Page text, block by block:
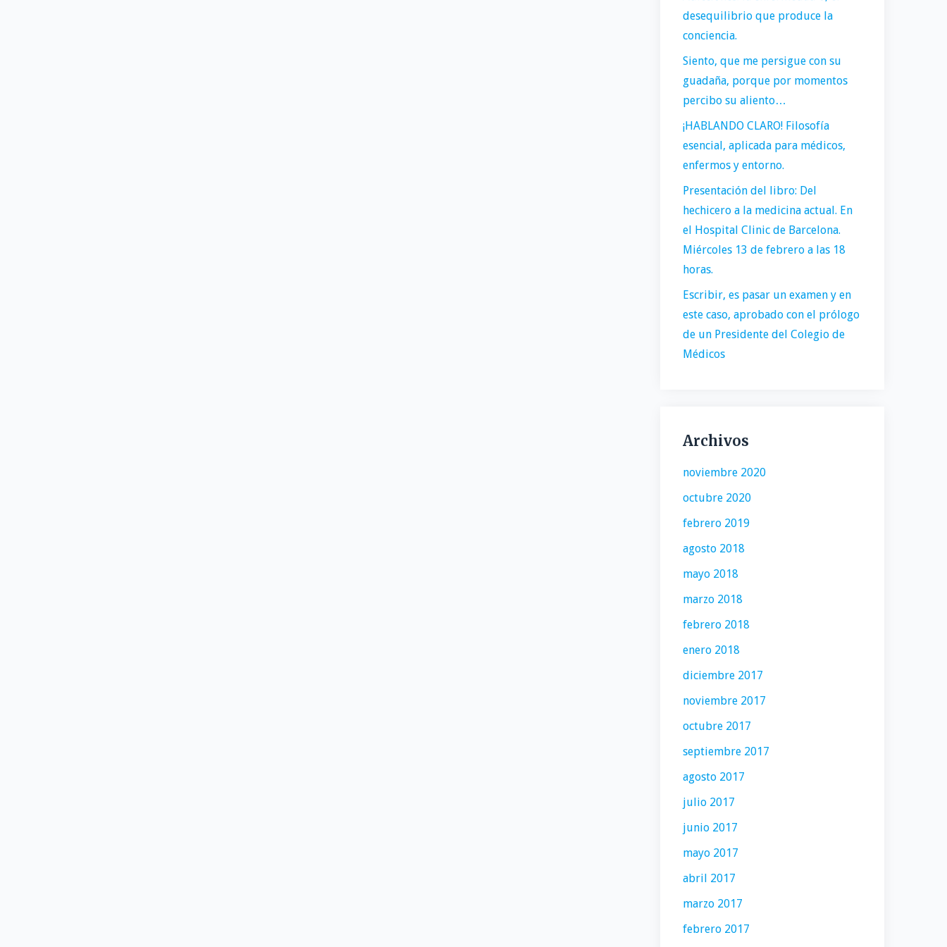
desequilibrio que produce la
conciencia.
Siento, que me persigue con su
guadaña, porque por momentos
percibo su aliento…
¡HABLANDO CLARO! Filosofía
esencial, aplicada para médicos,
enfermos y entorno.
Presentación del libro: Del
hechicero a la medicina actual. En
el Hospital Clinic de Barcelona.
Miércoles 13 de febrero a las 18
horas.
Escribir, es pasar un examen y en
este caso, aprobado con el prólogo
de un Presidente del Colegio de
Médicos
Archivos
noviembre 2020
octubre 2020
febrero 2019
agosto 2018
mayo 2018
marzo 2018
febrero 2018
enero 2018
diciembre 2017
noviembre 2017
octubre 2017
septiembre 2017
agosto 2017
julio 2017
junio 2017
mayo 2017
abril 2017
marzo 2017
febrero 2017